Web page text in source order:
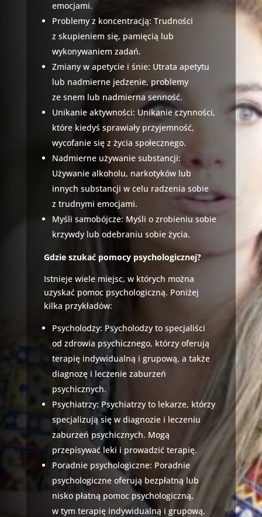
emocjami.
Problemy z koncentracją: Trudności
z skupieniem się, pamięcią lub
wykonywaniem zadań.
Zmiany w apetycie i śnie: Utrata apetytu
lub nadmierne jedzenie, problemy
ze snem lub nadmierna senność.
Unikanie aktywności: Unikanie czynności,
które kiedyś sprawiały przyjemność,
wycofanie się z życia społecznego.
Nadmierne używanie substancji:
Używanie alkoholu, narkotyków lub
innych substancji w celu radzenia sobie
z trudnymi emocjami.
Myśli samobójcze: Myśli o zrobieniu sobie
krzywdy lub odebraniu sobie życia.
Gdzie szukać pomocy psychologicznej?
Istnieje wiele miejsc, w których można
uzyskać pomoc psychologiczną. Poniżej
kilka przykładów:
Psycholodzy: Psycholodzy to specjaliści
od zdrowia psychicznego, którzy oferują
terapię indywidualną i grupową, a także
diagnozę i leczenie zaburzeń
psychicznych.
Psychiatrzy: Psychiatrzy to lekarze, którzy
specjalizują się w diagnozie i leczeniu
zaburzeń psychicznych. Mogą
przepisywać leki i prowadzić terapię.
Poradnie psychologiczne: Poradnie
psychologiczne oferują bezpłatną lub
nisko płatną pomoc psychologiczną,
w tym terapię indywidualną i grupową,